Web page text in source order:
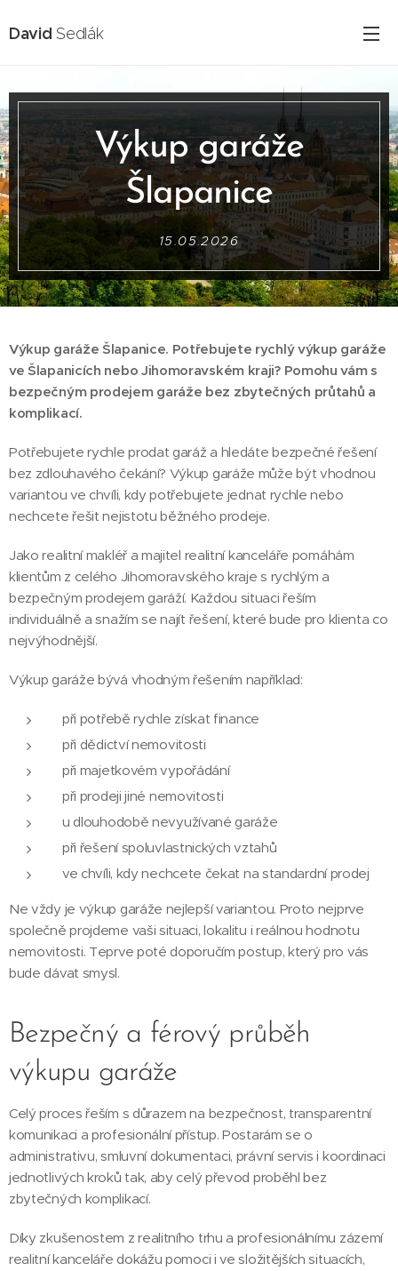
DavidSedlák
Výkup garáže
Šlapanice
15.05.2026
Výkup garáže Šlapanice. Potřebujete rychlý výkup garáže
ve Šlapanicích nebo Jihomoravském kraji? Pomohu vám s
bezpečným prodejem garáže bez zbytečných průtahů a
komplikací.
Potřebujete rychle prodat garáž a hledáte bezpečné řešení
bez zdlouhavého čekání? Výkup garáže může být vhodnou
variantou ve chvíli, kdy potřebujete jednat rychle nebo
nechcete řešit nejistotu běžného prodeje.
Jako realitní makléř a majitel realitní kanceláře pomáhám
klientům z celého Jihomoravského kraje s rychlým a
bezpečným prodejem garáží. Každou situaci řeším
individuálně a snažím se najít řešení, které bude pro klienta co
nejvýhodnější.
Výkup garáže bývá vhodným řešením například:
při potřebě rychle získat finance
při dědictví nemovitosti
při majetkovém vypořádání
při prodeji jiné nemovitosti
u dlouhodobě nevyužívané garáže
při řešení spoluvlastnických vztahů
ve chvíli, kdy nechcete čekat na standardní prodej
Ne vždy je výkup garáže nejlepší variantou. Proto nejprve
společně projdeme vaši situaci, lokalitu i reálnou hodnotu
nemovitosti. Teprve poté doporučím postup, který pro vás
bude dávat smysl.
Bezpečný a férový průběh
výkupu garáže
Celý proces řeším s důrazem na bezpečnost, transparentní
komunikaci a profesionální přístup. Postarám se o
administrativu, smluvní dokumentaci, právní servis i koordinaci
jednotlivých kroků tak, aby celý převod proběhl bez
zbytečných komplikací.
Díky zkušenostem z realitního trhu a profesionálnímu zázemí
realitní kanceláře dokážu pomoci i ve složitějších situacích,